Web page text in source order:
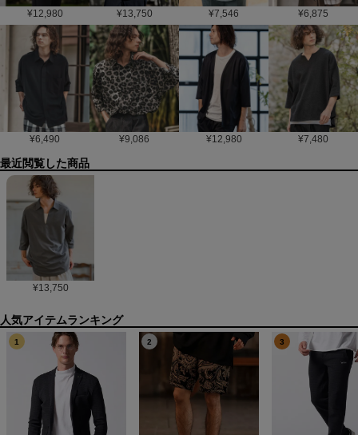
¥12,980 ¥13,750 ¥7,546 ¥6,875
¥6,490 ¥9,086 ¥12,980 ¥7,480
最近閲覧した商品
¥13,750
1 2 3